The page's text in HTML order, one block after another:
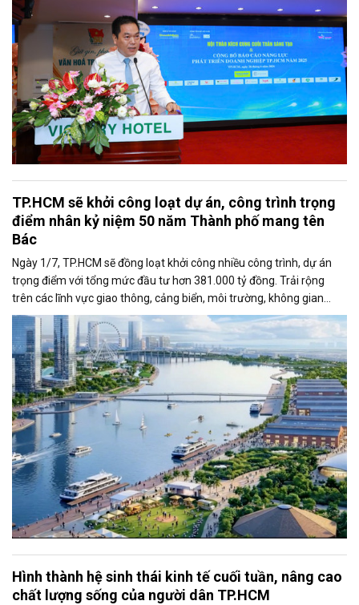
TP.HCM sẽ khởi công loạt dự án, công trình trọng
điểm nhân kỷ niệm 50 năm Thành phố mang tên
Bác
Ngày 1/7, TP.HCM sẽ đồng loạt khởi công nhiều công trình, dự án
trọng điểm với tổng mức đầu tư hơn 381.000 tỷ đồng. Trải rộng
trên các lĩnh vực giao thông, cảng biển, môi trường, không gian
công cộng và nhà ở xã hội, các dự án được kỳ vọng tạo động lực
tăng trưởng mới, mở rộng không gian phát triển và nâng cao năng
lực cạnh tranh của đô thị lớn nhất cả nước.
Hình thành hệ sinh thái kinh tế cuối tuần, nâng cao
chất lượng sống của người dân TP.HCM